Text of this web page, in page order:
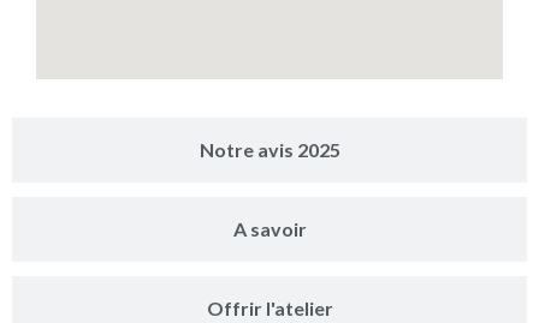
Notre avis 2025
A savoir
Offrir l'atelier